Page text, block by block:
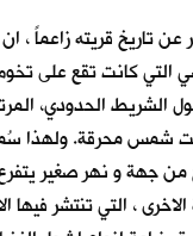
تاريخ قريته زاعماً ،
التي كانت تقع على
الشريط الحدودي،
شمس محرقة. ولهذا
من جهة و نهر صغير
، التي تنتشر فيها